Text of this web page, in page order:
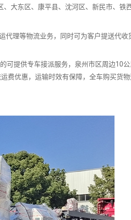
大东区、康平县、沈河区、新民市、铁西
理等物流业务，同时可为客户提送代收
可提供专车接派服务，泉州市区周边10
费优惠，运输时效有保障，全车购买货